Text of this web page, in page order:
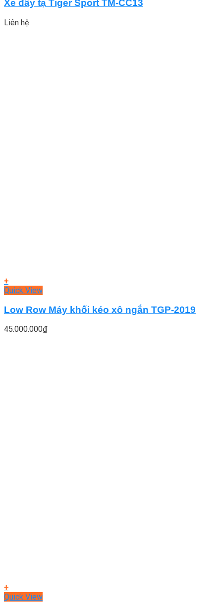
Xe đẩy tạ Tiger Sport TM-CC13
Liên hệ
+
Quick View
Low Row Máy khối kéo xô ngắn TGP-2019
45.000.000₫
+
Quick View